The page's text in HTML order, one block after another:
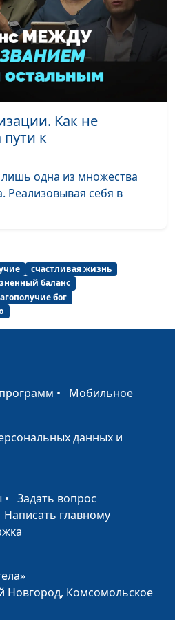
священнослужитель,
Василий Половинко,
священнослужитель;
Мария Мараханова,
психолог; Александр
Сахаров,
священнослужитель,
консультант по
семейным
Андрей Юнак,
Мария Мараханова,
психолог; Александр
Сахаров,
консультант по
Андрей Юнак,
священнослужитель;
священнослужитель,
консультант по
семейным
Андрей Юнак,
священнослужитель,
Как не
пути к
одна из множества
Реализовывая себя в
счастливая жизнь
баланс
бог
• Мобильное
данных и
• Задать вопрос
Написать главному
Новгород, Комсомольское